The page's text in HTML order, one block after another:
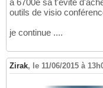
outils de visio
je continue ....
Zirak, le 11/06/2015 à